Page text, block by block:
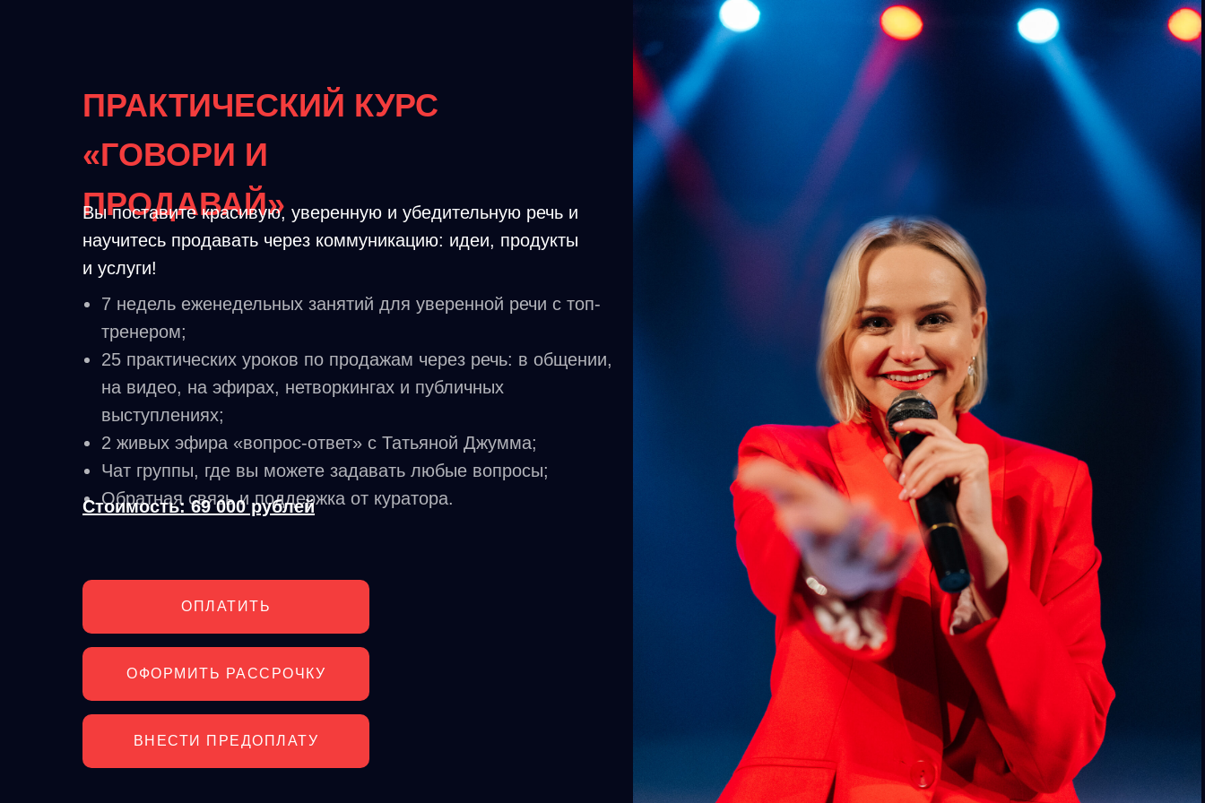
ПРАКТИЧЕСКИЙ КУРС
«ГОВОРИ И
ПРОДАВАЙ»
Вы поставите красивую, уверенную и убедительную речь и
научитесь продавать через коммуникацию: идеи, продукты
и услуги!
7 недель еженедельных занятий для уверенной речи с топ-
тренером;
25 практических уроков по продажам через речь: в общении,
на видео, на эфирах, нетворкингах и публичных
выступлениях;
2 живых эфира «вопрос-ответ» с Татьяной Джумма;
Чат группы, где вы можете задавать любые вопросы;
Обратная связь и поддержка от куратора.
Стоимость: 69 000 рублей
ОПЛАТИТЬ
ОФОРМИТЬ РАССРОЧКУ
ВНЕСТИ ПРЕДОПЛАТУ